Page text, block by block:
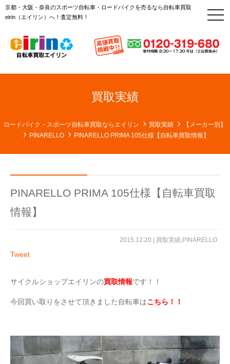
京都・大阪・奈良のスポーツ自転車・ロードバイクを売るなら自転車買取
eirin（エイリン）へ！査定無料！
t
o
l
e
v
o
n
買取実績
ロードバイク・スポーツ自転車買取ならエイリン 買取実績
【メーカー別】
PINARELLO
PINARELLO PRIMA 105仕様【自転車買取情報】
PINARELLO PRIMA 105仕様【自転車買取
情報】
2015.12.20 | 買取実績,PINARELLO
Tweet
サイクルショップエイリンの買取情報です！！
今回買い取りをさせて頂きました自転車はこちら！！